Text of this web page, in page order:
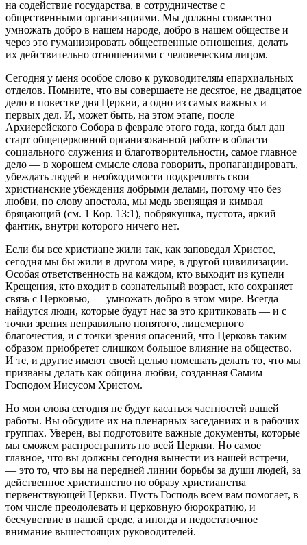
на содействие государства, в сотрудничестве с
общественными организациями. Мы должны совместно
умножать добро в нашем народе, добро в нашем обществе и
через это гуманизировать общественные отношения, делать
их действительно отношениями с человеческим лицом.
Сегодня у меня особое слово к руководителям епархиальных
отделов. Помните, что вы совершаете не десятое, не двадцатое
дело в повестке дня Церкви, а одно из самых важных и
первых дел. И, может быть, на этом этапе, после
Архиерейского Собора в феврале этого года, когда был дан
старт общецерковной организованной работе в области
социального служения и благотворительности, самое главное
дело — в хорошем смысле слова говорить, пропагандировать,
убеждать людей в необходимости подкреплять свои
христианские убеждения добрыми делами, потому что без
любви, по слову апостола, мы медь звенящая и кимвал
бряцающий (см. 1 Кор. 13:1), побрякушка, пустота, яркий
фантик, внутри которого ничего нет.
Если бы все христиане жили так, как заповедал Христос,
сегодня мы бы жили в другом мире, в другой цивилизации.
Особая ответственность на каждом, кто выходит из купели
Крещения, кто входит в сознательный возраст, кто сохраняет
связь с Церковью, ― умножать добро в этом мире. Всегда
найдутся люди, которые будут нас за это критиковать — и с
точки зрения неправильно понятого, лицемерного
благочестия, и с точки зрения опасений, что Церковь таким
образом приобретет слишком большое влияние на общество.
И те, и другие имеют своей целью помешать делать то, что мы
призваны делать как община любви, созданная Самим
Господом Иисусом Христом.
Но мои слова сегодня не будут касаться частностей вашей
работы. Вы обсудите их на пленарных заседаниях и в рабочих
группах. Уверен, вы подготовите важные документы, которые
мы сможем распространить по всей Церкви. Но самое
главное, что вы должны сегодня вынести из нашей встречи,
— это то, что вы на передней линии борьбы за души людей, за
действенное христианство по образу христианства
первенствующей Церкви. Пусть Господь всем вам помогает, в
том числе преодолевать и церковную бюрократию, и
бесчувствие в нашей среде, а иногда и недостаточное
внимание вышестоящих руководителей.